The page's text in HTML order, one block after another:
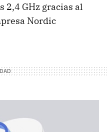
2,4 GHz gracias al
Nordic